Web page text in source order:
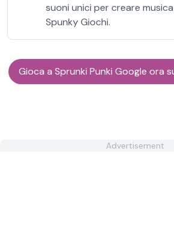
suoni unici per creare
Spunky Giochi.
Gioca a Sprunki Punki Google ora
Advertisement